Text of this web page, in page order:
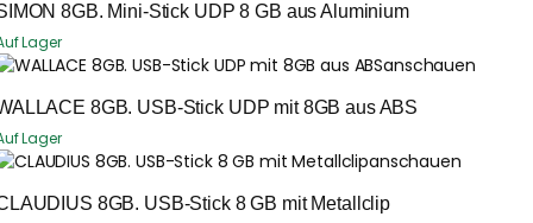
8GB. Mini-Stick UDP 8 GB aus Aluminium
Lager
anschauen
8GB. USB-Stick UDP mit 8GB aus ABS
Lager
anschauen
8GB. USB-Stick 8 GB mit Metallclip